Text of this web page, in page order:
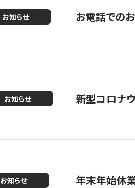
お知らせ お電話での
お知らせ 新型コロナ
お知らせ 年末年始休